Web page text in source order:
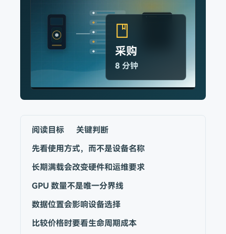
采购
8 分钟
阅读目标
关键判断
先看使用方式，而不是设备名称
长期满载会改变硬件和运维要求
GPU 数量不是唯一分界线
数据位置会影响设备选择
比较价格时要看生命周期成本